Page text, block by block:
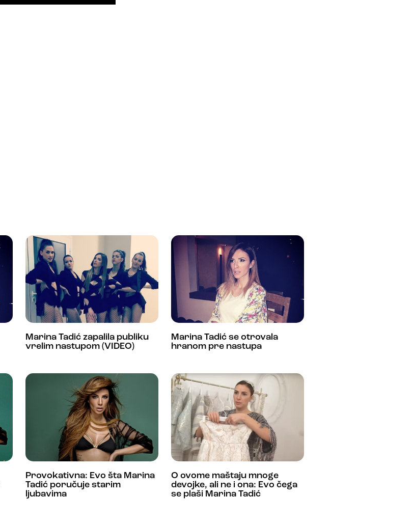
Marina Tadić zapalila publiku
vrelim nastupom (VIDEO)
Marina Tadić se otrovala
hranom pre nastupa
Provokativna: Evo šta Marina
Tadić poručuje starim
ljubavima
O ovome maštaju mnoge
devojke, ali ne i ona: Evo čega
se plaši Marina Tadić